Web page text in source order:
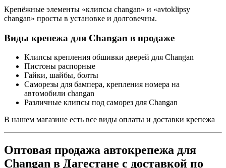
Крепёжные элементы «клипсы changan» и «avtoklipsy
changan» просты в установке и долговечны.
Виды крепежа для Changan в продаже
Клипсы крепления обшивки дверей для Changan
Пистоны распорные
Гайки, шайбы, болты
Саморезы для бампера, крепления номера на
автомобили changan
Различные клипсы под саморез для Changan
В нашем магазине есть все виды оплаты и доставки крепежа
Оптовая продажа автокрепежа для
Changan в Дагестане с доставкой по